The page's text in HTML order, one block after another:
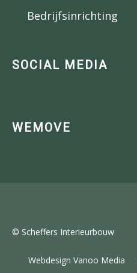
Bedrijfsinrichting
SOCIAL MEDIA
WEMOVE
© Scheffers Interieurbouw
Webdesign Vanoo Media